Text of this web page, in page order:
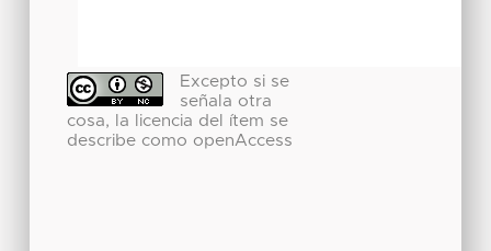
Excepto si se
señala otra
cosa, la licencia del ítem se
describe como openAccess